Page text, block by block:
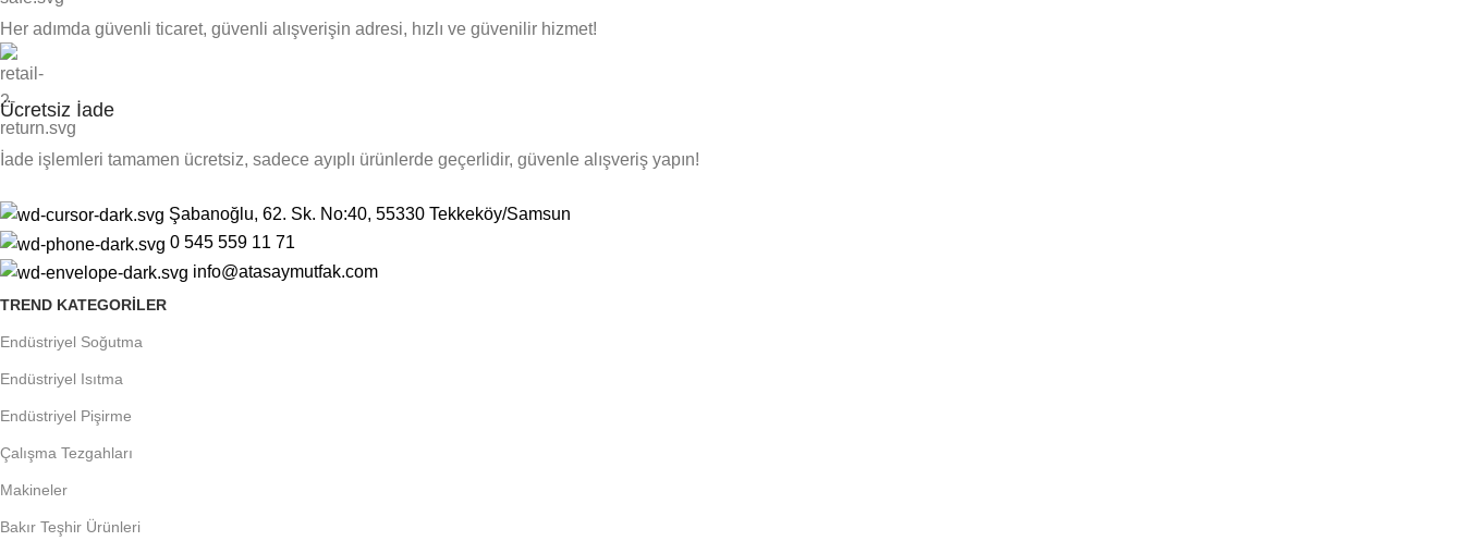
Her adımda güvenli ticaret, güvenli alışverişin adresi, hızlı ve güvenilir hizmet!
Ücretsiz İade
İade işlemleri tamamen ücretsiz, sadece ayıplı ürünlerde geçerlidir, güvenle alışveriş yapın!
Şabanoğlu, 62. Sk. No:40, 55330 Tekkeköy/Samsun
0 545 559 11 71
info@atasaymutfak.com
TREND KATEGORILER
Endüstriyel Soğutma
Endüstriyel Isıtma
Endüstriyel Pişirme
Çalışma Tezgahları
Makineler
Bakır Teşhir Ürünleri